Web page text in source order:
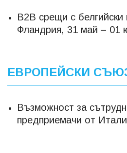
B2B срещи с белгийски
Фландрия, 31 май – 01
ЕВРОПЕЙСКИ
Възможност за
предприемачи от